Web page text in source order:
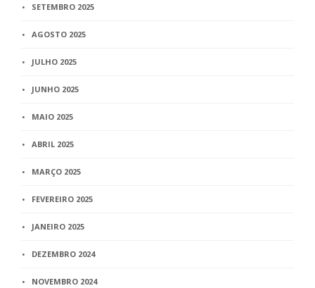
SETEMBRO 2025
AGOSTO 2025
JULHO 2025
JUNHO 2025
MAIO 2025
ABRIL 2025
MARÇO 2025
FEVEREIRO 2025
JANEIRO 2025
DEZEMBRO 2024
NOVEMBRO 2024